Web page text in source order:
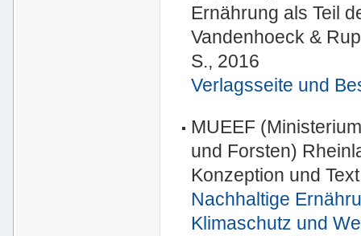
Ernährung als Teil
Vandenhoeck &
S., 2016
Verlagsseite und
MUEEF
und Forsten)
Konzeption und
Nachhaltige
Klimaschutz und